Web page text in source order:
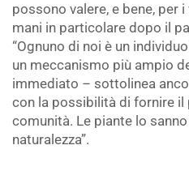
possono valere, e bene, per
mani in particolare dopo il
“Ognuno di noi è un
un meccanismo più ampio
immediato – sottolinea
con la possibilità di fornire
comunità. Le piante lo
naturalezza”.